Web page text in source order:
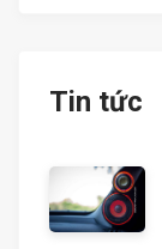
Tin tức